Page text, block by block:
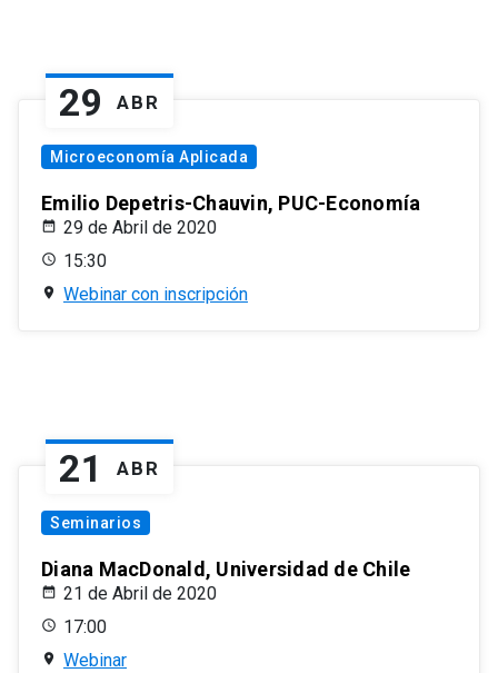
29 ABR
Microeconomía Aplicada
Emilio Depetris-Chauvin, PUC-Economía
29 de Abril de 2020
15:30
Webinar con inscripción
21 ABR
Seminarios
Diana MacDonald, Universidad de Chile
21 de Abril de 2020
17:00
Webinar